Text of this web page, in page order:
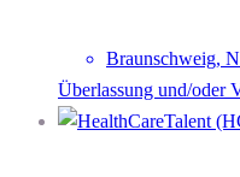
Braunschweig,
Überlassung und/oder